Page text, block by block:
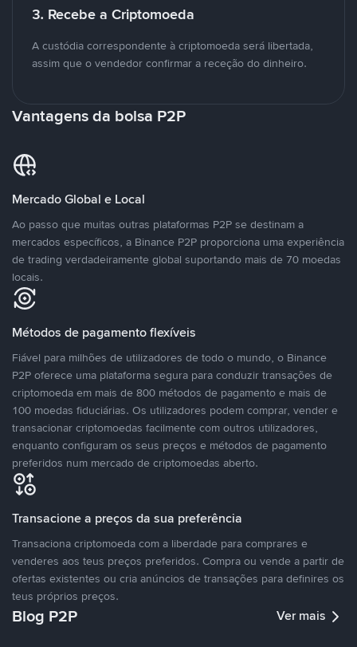
3. Recebe a Criptomoeda
A custódia correspondente à criptomoeda será libertada,
assim que o vendedor confirmar a receção do dinheiro.
Vantagens da bolsa P2P
Mercado Global e Local
Ao passo que muitas outras plataformas P2P se destinam a
mercados específicos, a Binance P2P proporciona uma experiência
de trading verdadeiramente global suportando mais de 70 moedas
locais.
Métodos de pagamento flexíveis
Fiável para milhões de utilizadores de todo o mundo, o Binance
P2P oferece uma plataforma segura para conduzir transações de
criptomoeda em mais de 800 métodos de pagamento e mais de
100 moedas fiduciárias. Os utilizadores podem comprar, vender e
transacionar criptomoedas facilmente com outros utilizadores,
enquanto configuram os seus preços e métodos de pagamento
preferidos num mercado de criptomoedas aberto.
Transacione a preços da sua preferência
Transaciona criptomoeda com a liberdade para comprares e
venderes aos teus preços preferidos. Compra ou vende a partir de
ofertas existentes ou cria anúncios de transações para definires os
teus próprios preços.
Blog P2P Ver mais